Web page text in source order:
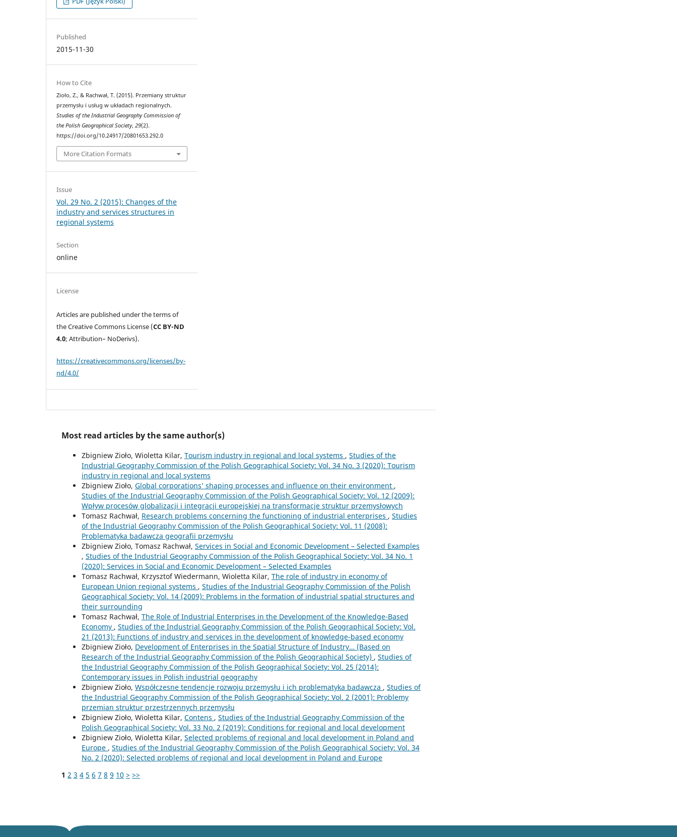
Published
2015-11-30
How to Cite
Zioło, Z., & Rachwał, T. (2015). Przemiany struktur
przemysłu i usług w układach regionalnych.
Studies of the Industrial Geography Commission of
the Polish Geographical Society,29(2).
https://doi.org/10.24917/20801653.292.0
More Citation Formats
Issue
Vol. 29 No. 2 (2015): Changes of the
industry and services structures in
regional systems
Section
online
License
Articles are published under the terms of
the Creative Commons License (CC BY-ND
4.0; Attribution– NoDerivs).
https://creativecommons.org/licenses/by-
nd/4.0/
Most read articles by the same author(s)
Zbigniew Zioło, Wioletta Kilar, Tourism industry in regional and local systems , Studies of the
Industrial Geography Commission of the Polish Geographical Society: Vol. 34 No. 3 (2020): Tourism
industry in regional and local systems
Zbigniew Zioło, Global corporations’ shaping processes and influence on their environment ,
Studies of the Industrial Geography Commission of the Polish Geographical Society: Vol. 12 (2009):
Wpływ procesów globalizacji i integracji europejskiej na transformacje struktur przemysłowych
Tomasz Rachwał, Research problems concerning the functioning of industrial enterprises , Studies
of the Industrial Geography Commission of the Polish Geographical Society: Vol. 11 (2008):
Problematyka badawcza geografii przemysłu
Zbigniew Zioło, Tomasz Rachwał, Services in Social and Economic Development – Selected Examples
, Studies of the Industrial Geography Commission of the Polish Geographical Society: Vol. 34 No. 1
(2020): Services in Social and Economic Development – Selected Examples
Tomasz Rachwał, Krzysztof Wiedermann, Wioletta Kilar, The role of industry in economy of
European Union regional systems , Studies of the Industrial Geography Commission of the Polish
Geographical Society: Vol. 14 (2009): Problems in the formation of industrial spatial structures and
their surrounding
Tomasz Rachwał, The Role of Industrial Enterprises in the Development of the Knowledge-Based
Economy , Studies of the Industrial Geography Commission of the Polish Geographical Society: Vol.
21 (2013): Functions of industry and services in the development of knowledge-based economy
Zbigniew Zioło, Development of Enterprises in the Spatial Structure of Industry… (Based on
Research of the Industrial Geography Commission of the Polish Geographical Society) , Studies of
the Industrial Geography Commission of the Polish Geographical Society: Vol. 25 (2014):
Contemporary issues in Polish industrial geography
Zbigniew Zioło, Współczesne tendencje rozwoju przemysłu i ich problematyka badawcza , Studies of
the Industrial Geography Commission of the Polish Geographical Society: Vol. 2 (2001): Problemy
przemian struktur przestrzennych przemysłu
Zbigniew Zioło, Wioletta Kilar, Contens , Studies of the Industrial Geography Commission of the
Polish Geographical Society: Vol. 33 No. 2 (2019): Conditions for regional and local development
Zbigniew Zioło, Wioletta Kilar, Selected problems of regional and local development in Poland and
Europe , Studies of the Industrial Geography Commission of the Polish Geographical Society: Vol. 34
No. 2 (2020): Selected problems of regional and local development in Poland and Europe
1 2 3 4 5 6 7 8 9 10 > >>